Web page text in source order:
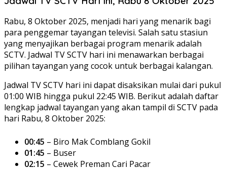
Rabu, 8 Oktober 2025, menjadi hari yang menarik bagi
para penggemar tayangan televisi. Salah satu stasiun
yang menyajikan berbagai program menarik adalah
SCTV. Jadwal TV SCTV hari ini menawarkan berbagai
pilihan tayangan yang cocok untuk berbagai kalangan.
Jadwal TV SCTV hari ini dapat disaksikan mulai dari pukul
01:00 WIB hingga pukul 22:45 WIB. Berikut adalah daftar
lengkap jadwal tayangan yang akan tampil di SCTV pada
hari Rabu, 8 Oktober 2025:
00:45 – Biro Mak Comblang Gokil
01:45 – Buser
02:15 – Cewek Preman Cari Pacar